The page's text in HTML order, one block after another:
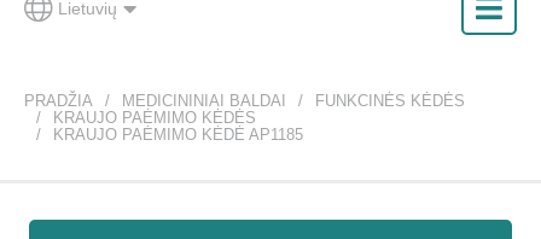
Lietuvių
PRADŽIA MEDICININIAI BALDAI
FUNKCINĖS KĖDĖS
KRAUJO PAĖMIMO KĖDĖS
KRAUJO PAĖMIMO KĖDĖ AP1185